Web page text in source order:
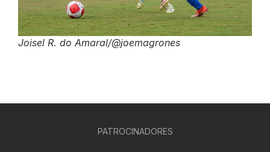
Joisel R. do Amaral/@joemagrones
PATROCINADORES